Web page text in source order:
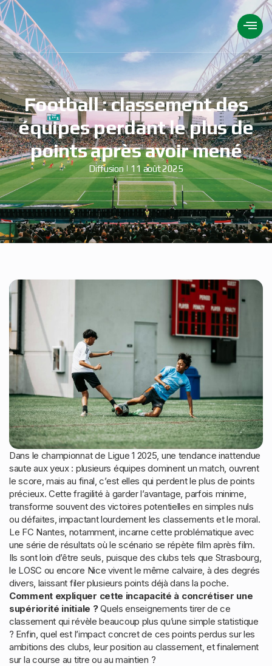
Football : classement des
équipes perdant le plus de
points après avoir mené
Diffusion 11 août 2025
Dans le championnat de Ligue 1 2025, une tendance inattendue
saute aux yeux : plusieurs équipes dominent un match, ouvrent
le score, mais au final, c’est elles qui perdent le plus de points
précieux. Cette fragilité à garder l’avantage, parfois minime,
transforme souvent des victoires potentielles en simples nuls
ou défaites, impactant lourdement les classements et le moral.
Le FC Nantes, notamment, incarne cette problématique avec
une série de résultats où le scénario se répète film après film.
Ils sont loin d’être seuls, puisque des clubs tels que Strasbourg,
le LOSC ou encore Nice vivent le même calvaire, à des degrés
divers, laissant filer plusieurs points déjà dans la poche.
Comment expliquer cette incapacité à concrétiser une
supériorité initiale ?Quels enseignements tirer de ce
classement qui révèle beaucoup plus qu’une simple statistique
? Enfin, quel est l’impact concret de ces points perdus sur les
ambitions des clubs, leur position au classement, et finalement
sur la course au titre ou au maintien ?